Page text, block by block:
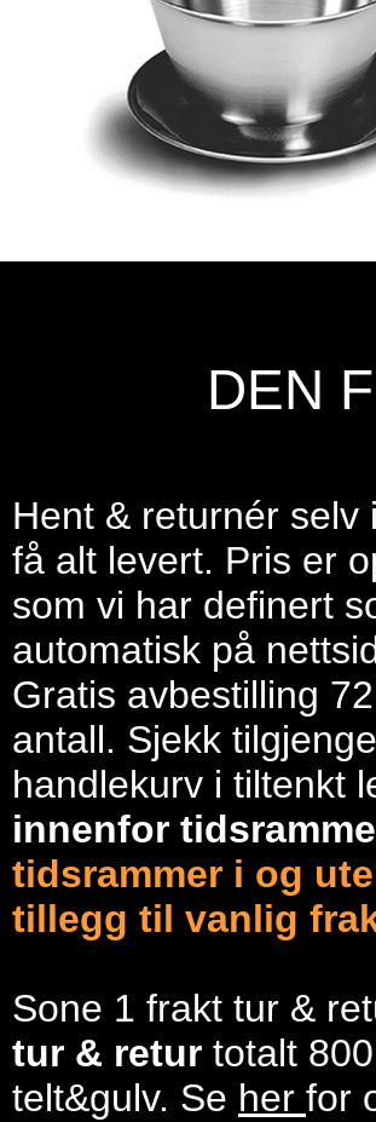
DEN
Hent & returnér selv i
få alt levert. Pris er
som vi har definert
automatisk på
Gratis avbestilling
antall. Sjekk
handlekurv i tiltenkt
innenfor
tidsrammer i og
tillegg til vanlig
Sone 1 frakt tur &
tur & retur totalt
telt&gulv. Se her for